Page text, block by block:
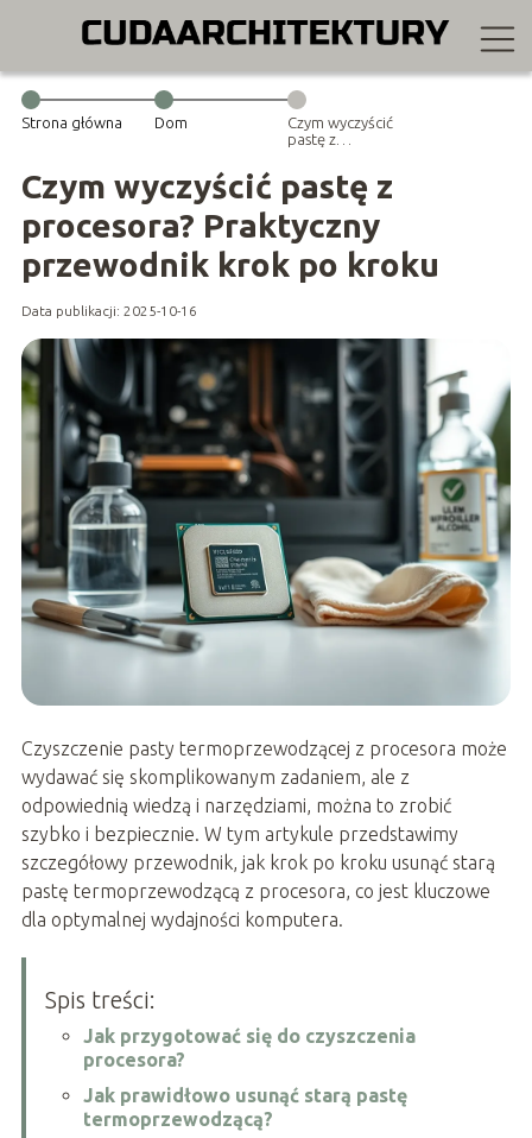
Strona główna Dom
Czym wyczyścić
pastę z
Praktyczny
przewodnik
krok po kroku
Czym wyczyścić pastę z
procesora? Praktyczny
przewodnik krok po kroku
Data publikacji: 2025-10-16
Czyszczenie pasty termoprzewodzącej z procesora może
wydawać się skomplikowanym zadaniem, ale z
odpowiednią wiedzą i narzędziami, można to zrobić
szybko i bezpiecznie. W tym artykule przedstawimy
szczegółowy przewodnik, jak krok po kroku usunąć starą
pastę termoprzewodzącą z procesora, co jest kluczowe
dla optymalnej wydajności komputera.
Spis treści:
Jak przygotować się do czyszczenia
procesora?
Jak prawidłowo usunąć starą pastę
termoprzewodzącą?